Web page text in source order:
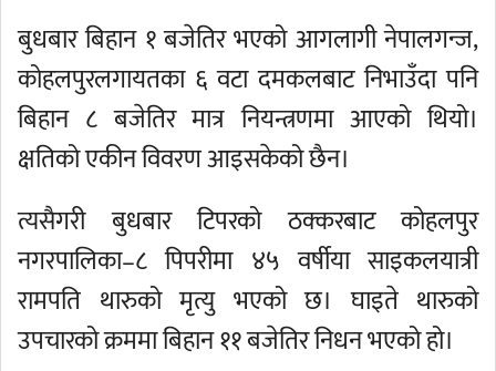
बुधबार बिहान १ बजेतिर भएको आगलागी नेपालगन्ज,
कोहलपुरलगायतका ६ वटा दमकलबाट निभाउँदा पनि
बिहान ८ बजेतिर मात्र नियन्त्रणमा आएको थियो।
क्षतिको एकीन विवरण आइसकेको छैन।
त्यसैगरी बुधबार टिपरको ठक्करबाट कोहलपुर
नगरपालिका–८ पिपरीमा ४५ वर्षीया साइकलयात्री
रामपति थारुको मृत्यु भएको छ। घाइते थारुको
उपचारको क्रममा बिहान ११ बजेतिर निधन भएको हो।